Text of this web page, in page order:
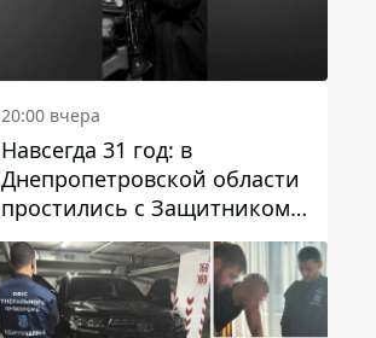
20:00 вчера
Навсегда 31 год: в
Днепропетровской области
простились с Защитником
Александром Репиным